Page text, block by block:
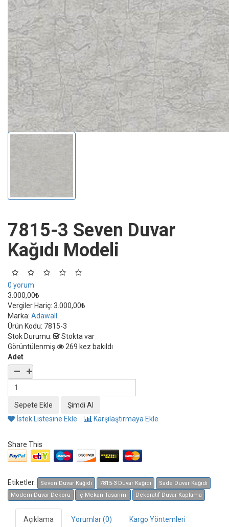
7815-3 Seven Duvar
Kağıdı Modeli
0 yorum
3.000,00₺
Vergiler Hariç: 3.000,00₺
Marka: Adawall
Ürün Kodu: 7815-3
Stok Durumu:
Stokta var
Görüntülenmiş
269 kez bakıldı
Adet
İstek Listesine Ekle Karşılaştırmaya Ekle
Share This
Etiketler: Seven Duvar Kağıdı 7815-3 Duvar Kağıdı
Sade Duvar Kağıdı
Modern Duvar Dekoru
Iç Mekan Tasarımı Dekoratif Duvar Kaplama
Açıklama Yorumlar (0) Kargo Yöntemleri